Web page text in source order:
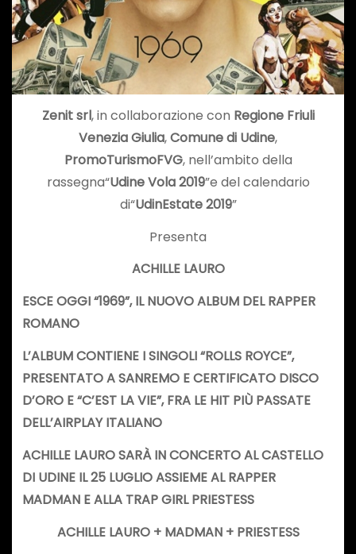
Zenit srl, in collaborazione con Regione Friuli
Venezia Giulia,Comune di Udine,
PromoTurismoFVG, nell’ambito della
rassegna“Udine Vola 2019”e del calendario
di“UdinEstate2019”
Presenta
ACHILLE LAURO
ESCE OGGI “1969”, IL NUOVO ALBUM DEL RAPPER
ROMANO
L’ALBUM CONTIENE I SINGOLI “ROLLS ROYCE”,
PRESENTATO A SANREMO E CERTIFICATO DISCO
D’ORO E “C’EST LA VIE”, FRA LE HIT PIÙ PASSATE
DELL’AIRPLAY ITALIANO
ACHILLE LAUROSARÀ IN CONCERTO AL CASTELLO
DI UDINE IL 25 LUGLIO ASSIEME AL RAPPER
MADMAN E ALLA TRAP GIRL PRIESTESS
ACHILLE LAURO + MADMAN + PRIESTESS